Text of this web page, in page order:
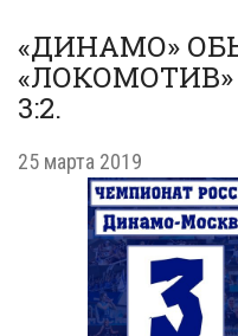
«ДИНАМО»
3:2.
25 марта 2019